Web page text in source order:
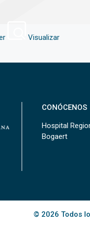
Visualizar
CONÓCENOS
Hospital
Bogaert
© 2026 Todos